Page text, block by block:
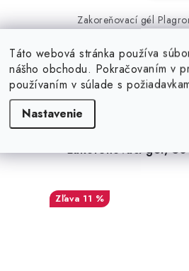
Táto webová stránka používa
nášho obchodu. Pokračovaním v
používaním v súlade s
Nastavenie
Zakoreňovací gél
bez hormónov pre rýchle a
zakorenenie...
Autopot Rapid Roots
zakoreňovací gél, 50
11 %